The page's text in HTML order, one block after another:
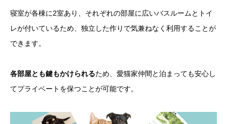
寝室が各棟に2室あり、それぞれの部屋に広いバスルームとトイ
レが付いているため、独立した作りで気兼ねなく利用することが
できます。
各部屋とも鍵もかけられるため、愛猫家仲間と泊まっても安心し
てプライベートを保つことが可能です。